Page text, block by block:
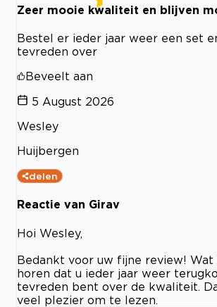
Zeer mooie kwaliteit en blijven
Bestel er ieder jaar weer een set
tevreden over
Beveelt aan
5 August 2026
Wesley
Huijbergen
delen
Reactie van Girav
Hoi Wesley,
Bedankt voor uw fijne review!
horen dat u ieder jaar weer
tevreden bent over de kwaliteit.
veel plezier om te lezen.